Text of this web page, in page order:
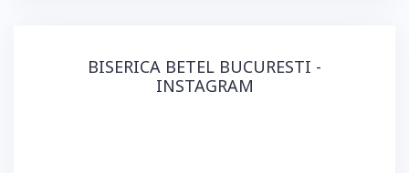
BISERICA BETEL BUCURESTI -
INSTAGRAM